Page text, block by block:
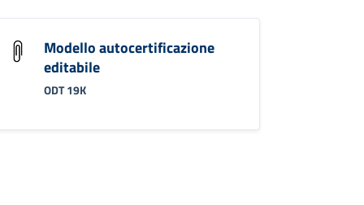
Modello autocertificazione
editabile
ODT 19K